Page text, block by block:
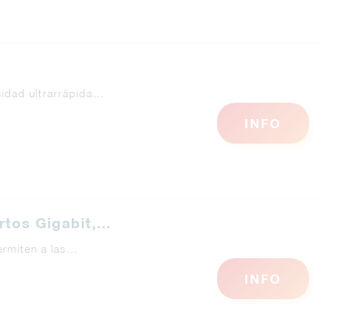
ultrarrápida…
INFO
Gigabit,…
a las…
INFO